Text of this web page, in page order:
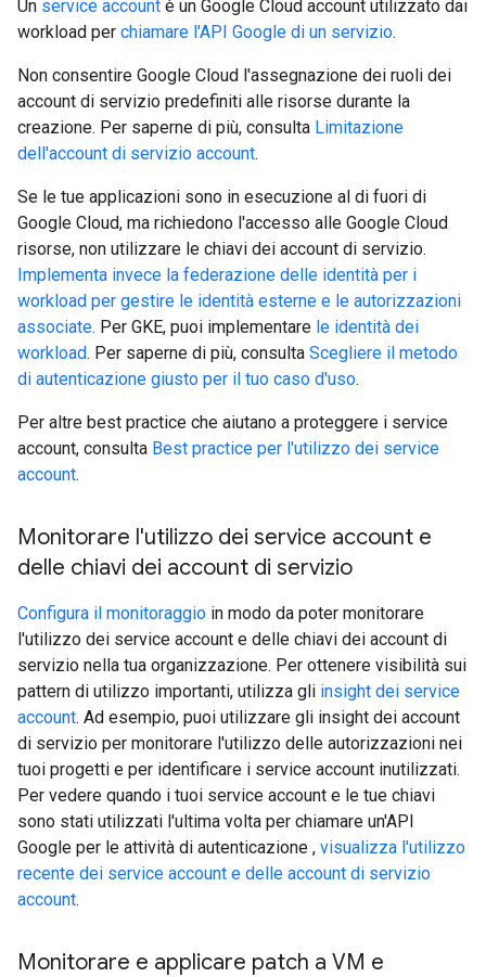
Un service account è un Google Cloud account utilizzato dai
workload per chiamare l'API Google di un servizio.
Non consentire Google Cloud l'assegnazione dei ruoli dei
account di servizio predefiniti alle risorse durante la
creazione. Per saperne di più, consulta Limitazione
dell'account di servizio account.
Se le tue applicazioni sono in esecuzione al di fuori di
Google Cloud, ma richiedono l'accesso alle Google Cloud
risorse, non utilizzare le chiavi dei account di servizio.
Implementa invece la federazione delle identità per i
workload per gestire le identità esterne e le autorizzazioni
associate. Per GKE, puoi implementare le identità dei
workload. Per saperne di più, consulta Scegliere il metodo
di autenticazione giusto per il tuo caso d'uso.
Per altre best practice che aiutano a proteggere i service
account, consulta Best practice per l'utilizzo dei service
account.
Monitorare l'utilizzo dei service account e
delle chiavi dei account di servizio
Configura il monitoraggio in modo da poter monitorare
l'utilizzo dei service account e delle chiavi dei account di
servizio nella tua organizzazione. Per ottenere visibilità sui
pattern di utilizzo importanti, utilizza gli insight dei service
account. Ad esempio, puoi utilizzare gli insight dei account
di servizio per monitorare l'utilizzo delle autorizzazioni nei
tuoi progetti e per identificare i service account inutilizzati.
Per vedere quando i tuoi service account e le tue chiavi
sono stati utilizzati l'ultima volta per chiamare un'API
Google per le attività di autenticazione , visualizza l'utilizzo
recente dei service account e delle account di servizio
account.
Monitorare e applicare patch a VM e